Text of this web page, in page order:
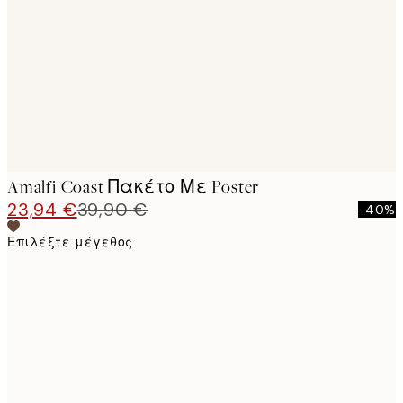
Amalfi Coast Πακέτο Με Poster
23,94 €39,90 €
-40%
Επιλέξτε μέγεθος